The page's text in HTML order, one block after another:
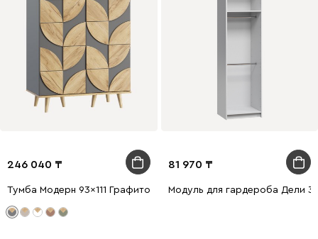
246 040
Тумба Модерн 93x111 Графитовый
81 970
Модуль для гардероба Дели